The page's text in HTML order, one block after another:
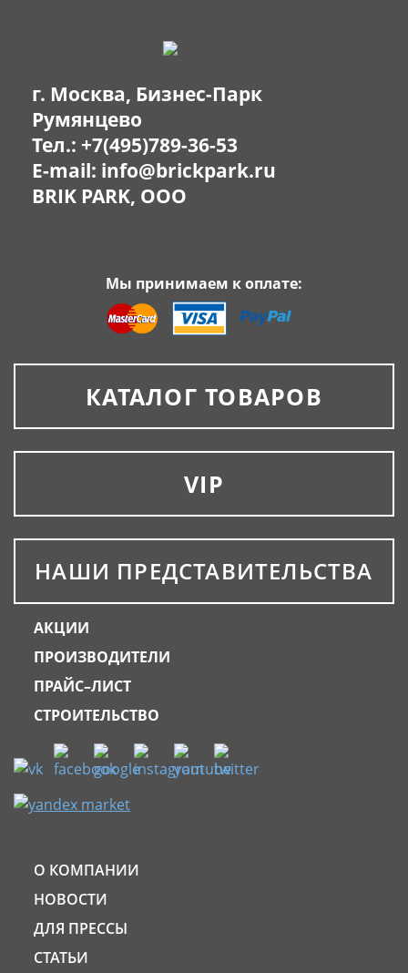
г. Москва, Бизнес-Парк
Румянцево
Тел.: +7(495)789-36-53
E-mail: info@brickpark.ru
BRIK PARK, OOO
Мы принимаем к оплате:
КАТАЛОГ ТОВАРОВ
VIP
НАШИ ПРЕДСТАВИТЕЛЬСТВА
АКЦИИ
ПРОИЗВОДИТЕЛИ
ПРАЙС–ЛИСТ
СТРОИТЕЛЬСТВО
О КОМПАНИИ
НОВОСТИ
ДЛЯ ПРЕССЫ
СТАТЬИ